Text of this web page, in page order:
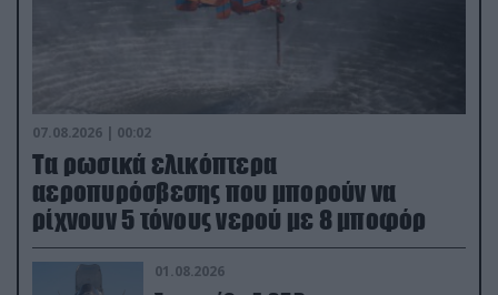
07.08.2026 | 00:02
Τα ρωσικά ελικόπτερα
αεροπυρόσβεσης που μπορούν να
ρίχνουν 5 τόνους νερού με 8 μποφόρ
01.08.2026